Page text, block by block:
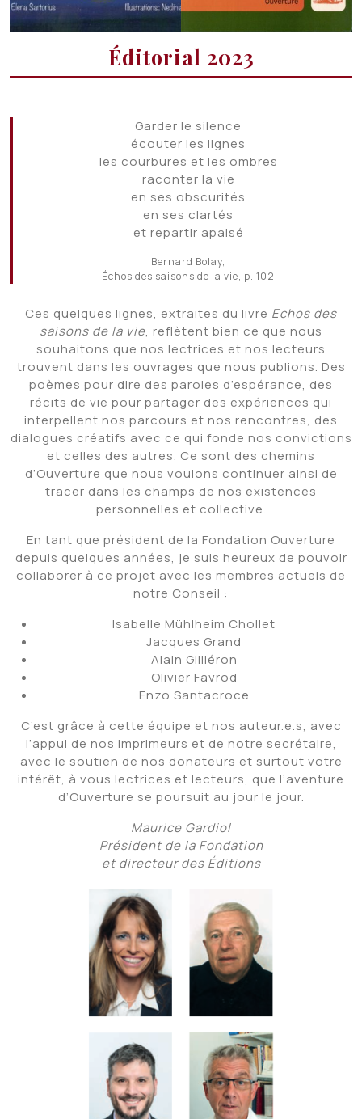
Éditorial 2023
Garder le silence
écouter les lignes
les courbures et les ombres
raconter la vie
en ses obscurités
en ses clartés
et repartir apaisé
Bernard Bolay,
Échos des saisons de la vie, p. 102
Ces quelques lignes, extraites du livre Echos des
saisons de la vie, reflètent bien ce que nous
souhaitons que nos lectrices et nos lecteurs
trouvent dans les ouvrages que nous publions. Des
poèmes pour dire des paroles d’espérance, des
récits de vie pour partager des expériences qui
interpellent nos parcours et nos rencontres, des
dialogues créatifs avec ce qui fonde nos convictions
et celles des autres. Ce sont des chemins
d’Ouverture que nous voulons continuer ainsi de
tracer dans les champs de nos existences
personnelles et collective.
En tant que président de la Fondation Ouverture
depuis quelques années, je suis heureux de pouvoir
collaborer à ce projet avec les membres actuels de
notre Conseil :
Isabelle Mühlheim Chollet
Jacques Grand
Alain Gilliéron
Olivier Favrod
Enzo Santacroce
C’est grâce à cette équipe et nos auteur.e.s, avec
l’appui de nos imprimeurs et de notre secrétaire,
avec le soutien de nos donateurs et surtout votre
intérêt, à vous lectrices et lecteurs, que l’aventure
d’Ouverture se poursuit au jour le jour.
Maurice Gardiol
Président de la Fondation
et directeur des Éditions